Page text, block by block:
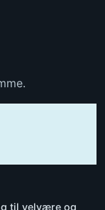
til velvære og